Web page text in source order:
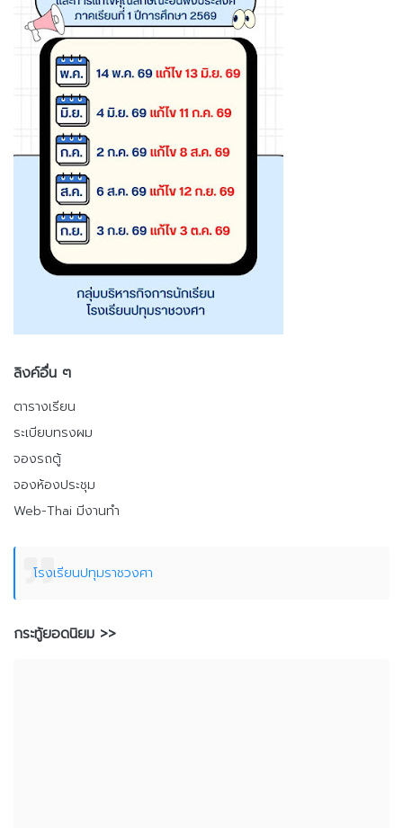
ลิงค์อื่น ๆ
ตารางเรียน
ระเบียบทรงผม
จองรถตู้
จองห้องประชุม
Web-Thai มีงานทำ
โรงเรียนปทุมราชวงศา
กระทู้ยอดนิยม >>